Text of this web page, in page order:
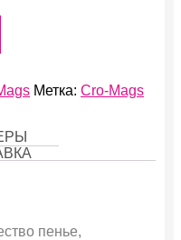
Метка: Cro-Mags
пенье,